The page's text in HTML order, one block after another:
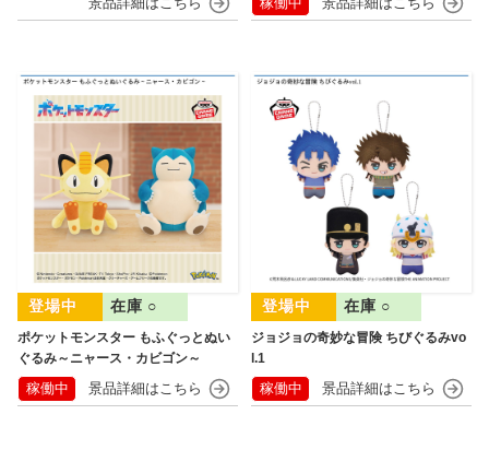
ポケットモンスター もふぐっとぬい
ぐるみ～ニャース・カビゴン～
在庫 ○
稼働中
ジョジョの奇妙な冒険 ちびぐるみvo
l.1
在庫 ○
稼働中